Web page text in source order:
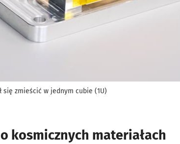
się zmieścić w jednym cubie (1U)
kosmicznych materiałach